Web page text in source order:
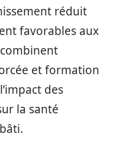
réduit
favorables aux
et formation
des
la santé